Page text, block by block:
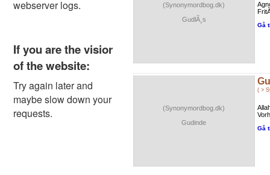
(Synonymordbog.dk)
GudlÃ¸s
Gå
(Synonymordbog.dk)
Gudinde
( >
Gå